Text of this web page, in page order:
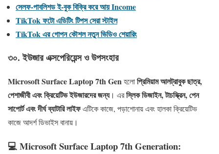
সেলফ-পাবলিশড ই-বুক বিক্রি করে আয় Income
TikTok ফটো এডিটিং টিপস সেরা স্টাইল
TikTok এর গোপন কৌশল নতুন ভিডিও শেয়ারিং
৩০. ইউজার এক্সপেরিয়েন্স ও উপসংহার
Microsoft Surface Laptop 7th Genহলোপ্রিমিয়াম আলট্রাবুক ছাত্র,
পেশাজীবী এবং ক্রিয়েটিভ ইউজারদের জন্য। এরস্লিক ডিজাইন, টাচস্ক্রিন, পেন
সাপোর্ট এবং দীর্ঘ ব্যাটারি লাইফএটিকে কাজে, পড়াশোনায় এবং হালকা ক্রিয়েটিভ
কাজে আদর্শ ডিভাইস বানায়।
💻 Microsoft Surface Laptop 7th Generation: